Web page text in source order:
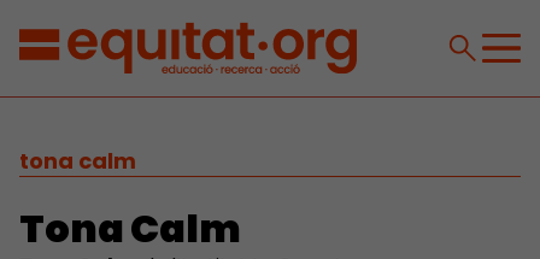
tona calm
Tona Calm